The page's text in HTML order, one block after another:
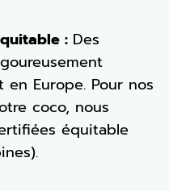
: Des
Europe. Pour nos
coco, nous
équitable